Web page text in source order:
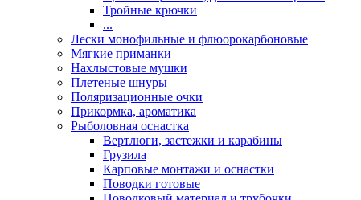
Тройные крючки
...
Лески монофильные и флюорокарбоновые
Мягкие приманки
Нахлыстовые мушки
Плетеные шнуры
Поляризационные очки
Прикормка, ароматика
Рыболовная оснастка
Вертлюги, застежки и карабины
Грузила
Карповые монтажи и оснастки
Поводки готовые